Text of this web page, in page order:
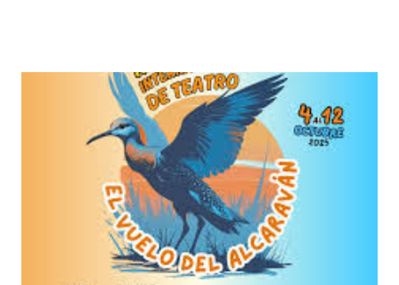
Francisco José de Caldas (Bogotá, Colombia). El congreso
cuenta con el respaldo de instituciones académicas de gran
prestigio como la Universidad Michoacana de San Nicolás
de Hidalgo (México), la Facultad de Estudios Superiores
Iztacala (UNAM, México) y la Facultad de Estudios
Superiores Acatlán (UNAM, México), además de un comité
organizador comprometido con abrir nuevas miradas sobre
el cuerpo, la esce...